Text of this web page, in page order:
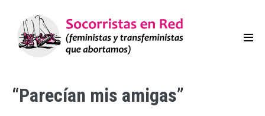
“Parecían mis amigas”